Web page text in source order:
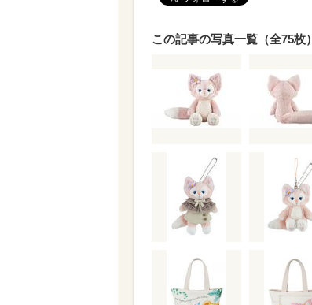
この記事の写真一覧（全75枚）